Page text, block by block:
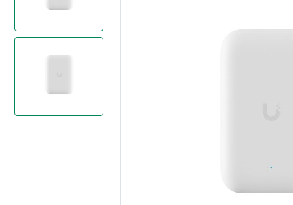
5
Indoor/Outdoor
UBIQUITI